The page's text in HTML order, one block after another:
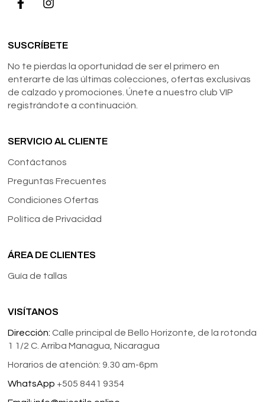
SUSCRÍBETE
No te pierdas la oportunidad de ser el primero en
enterarte de las últimas colecciones, ofertas exclusivas
de calzado y promociones. Únete a nuestro club VIP
registrándote a continuación.
SERVICIO AL CLIENTE
Contáctanos
Preguntas Frecuentes
Condiciones Ofertas
Política de Privacidad
ÁREA DE CLIENTES
Guía de tallas
VISÍTANOS
Dirección: Calle principal de Bello Horizonte, de la rotonda
1 1/2 C. Arriba Managua, Nicaragua
Horarios de atención: 9.30 am-6pm
WhatsApp +505 8441 9354